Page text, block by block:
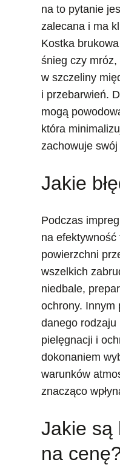
na to pytanie
zalecana i ma
Kostka
śnieg czy
w szczeliny
i przebarwień.
mogą
która
zachowuje
Jakie
Podczas
na efektywność
powierzchni
wszelkich
niedbale,
ochrony. Innym
danego rodzaju
pielęgnacji i
dokonaniem
warunków
znacząco
Jakie są
na